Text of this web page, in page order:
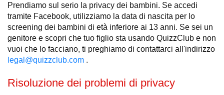
Prendiamo sul serio la privacy dei bambini. Se accedi
tramite Facebook, utilizziamo la data di nascita per lo
screening dei bambini di età inferiore ai 13 anni. Se sei un
genitore e scopri che tuo figlio sta usando QuizzClub e non
vuoi che lo facciano, ti preghiamo di contattarci all'indirizzo
legal@quizzclub.com .
Risoluzione dei problemi di privacy